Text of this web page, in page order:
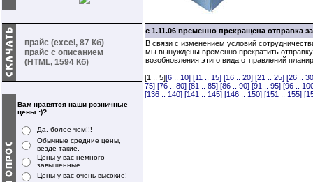
прайс (excel, 87 Кб)
прайс с описанием
(HTML, 1594 Кб)
Вам нравятся наши розничные
цены :)?
Да, более чем!!!
Обычные средние цены,
везде такие.
Цены у вас немного
завышенные.
Цены у вас очень высокие!
с 1.11.06 временно прекращена отправка
В связи с изменением условий
мы вынуждены временно прекратить
возобновления этиго вида отправлений
[1 .. 5][6 .. 10] [11 .. 15] [16 .. 20] [21 .. 25] [26 ..
75] [76 .. 80] [81 .. 85] [86 .. 90] [91 .. 95] [96 ..
[136 .. 140] [141 .. 145] [146 .. 150] [151 .. 155]